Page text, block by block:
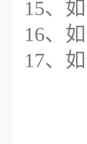
15、
16、
17、